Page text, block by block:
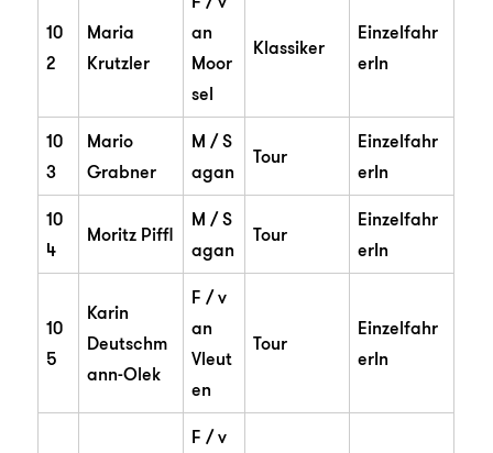
10
2
Maria
Krutzler
an
Moor
sel
Klassiker
Einzelfahr
erIn
10
3
Mario
Grabner
M / S
agan
Tour
Einzelfahr
erIn
10
4
Moritz Piffl
M / S
agan
Tour
Einzelfahr
erIn
10
5
Karin
Deutschm
ann-Olek
F / v
an
Vleut
en
Tour
Einzelfahr
erIn
F / v